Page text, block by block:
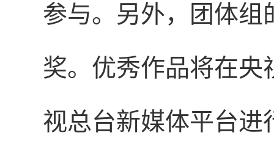
参与。另外，团体组
奖。优秀作品将在
视总台新媒体平台进